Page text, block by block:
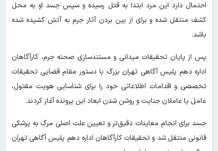
احتمال دارد این مرد ابتدا به قتل رسیده و سپس جسد او به محل
کشف منتقل شده و برای از بین بردن آثار جرم به آتش کشیده شده
باشد.
پس از پایان تحقیقات میدانی و مستندسازی صحنه جرم، کارآگاهان
اداره دهم پلیس آگاهی تهران بزرگ با دستور مقام قضایی تحقیقات
تخصصی و اقدامات اطلاعاتی خود را برای شناسایی هویت مقتول،
عامل یا عاملان جنایت و روشن شدن ابعاد این پرونده آغاز کردند.
جسد برای انجام معاینات دقیق‌تر و تعیین علت اصلی مرگ به پزشکی
قانونی منتقل شد و تحقیقات کارآگاهان اداره دهم پلیس آگاهی تهران